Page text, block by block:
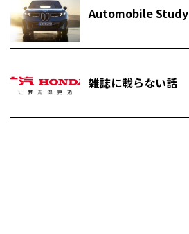
Automobile Study
雑誌に載らない話